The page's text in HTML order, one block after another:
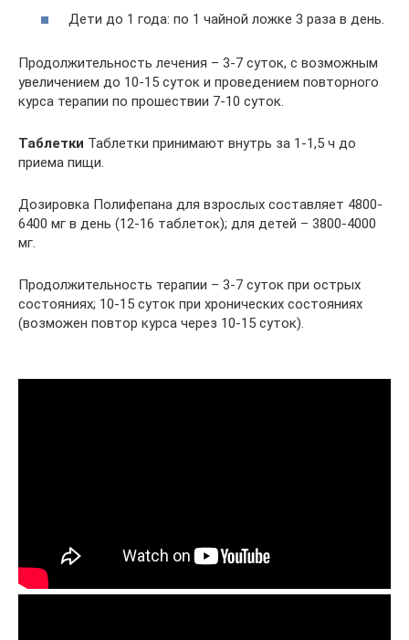
Дети до 1 года: по 1 чайной ложке 3 раза в день.
Продолжительность лечения – 3-7 суток, с возможным
увеличением до 10-15 суток и проведением повторного
курса терапии по прошествии 7-10 суток.
Таблетки Таблетки принимают внутрь за 1-1,5 ч до
приема пищи.
Дозировка Полифепана для взрослых составляет 4800-
6400 мг в день (12-16 таблеток); для детей – 3800-4000
мг.
Продолжительность терапии – 3-7 суток при острых
состояниях; 10-15 суток при хронических состояниях
(возможен повтор курса через 10-15 суток).